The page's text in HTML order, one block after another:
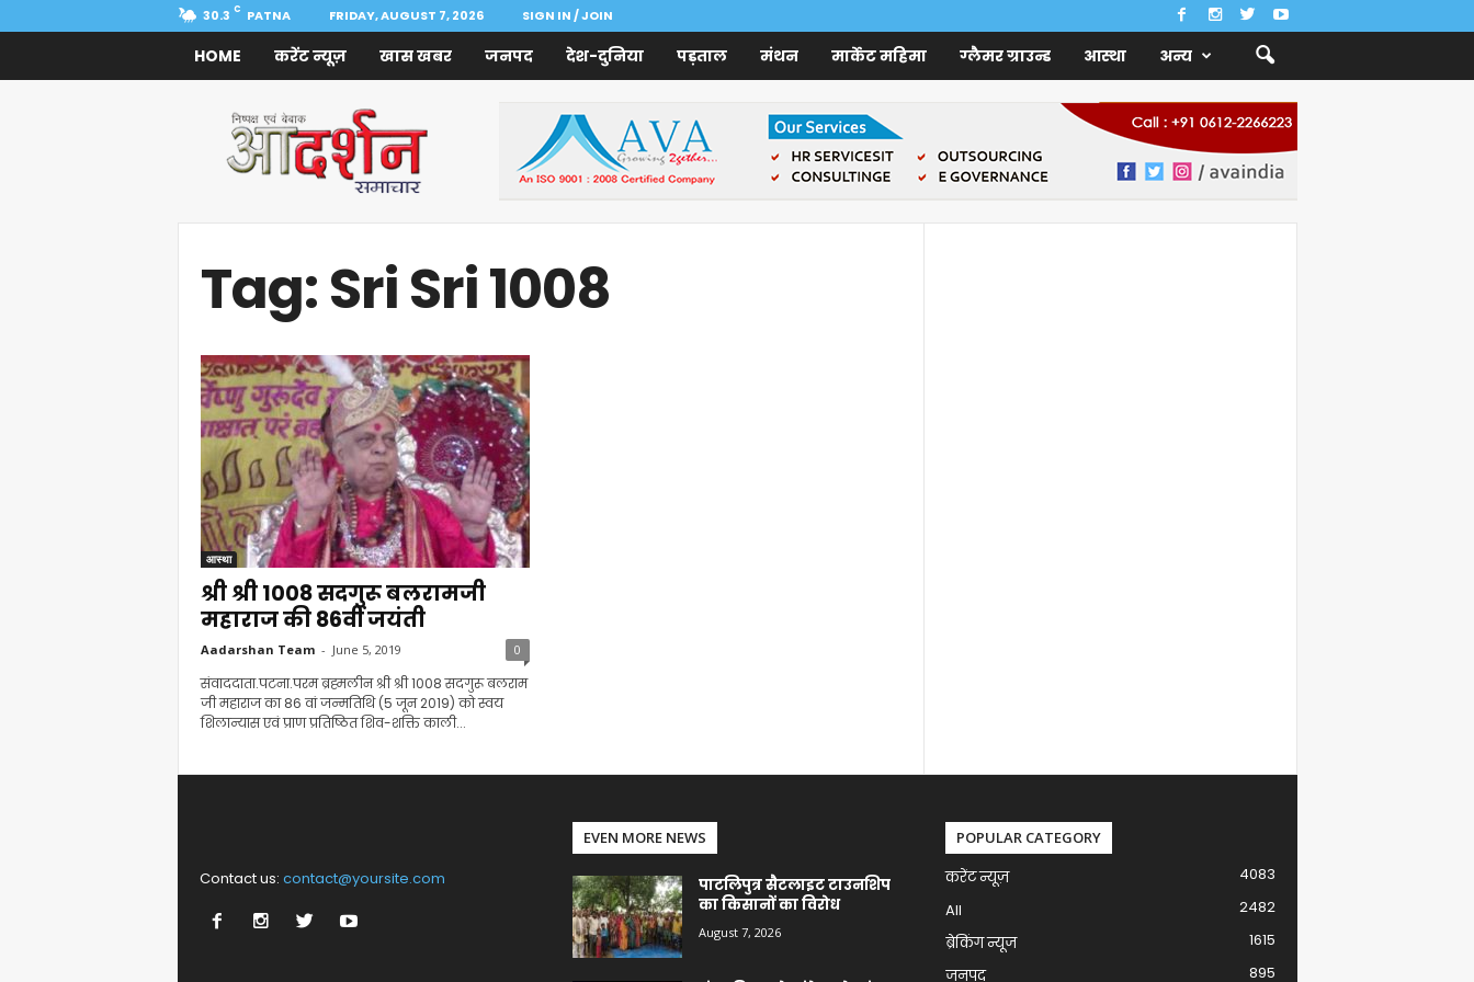
30.3 C PATNA FRIDAY, AUGUST 7, 2026 SIGN IN / JOIN
HOME करेंट न्यूज़ खास खबर जनपद देश-दुनिया पड़ताल मंथन मार्केट महिमा ग्लैमर ग्राउन्ड आस्था अन्य
Samachar
Tag: Sri Sri 1008
आस्था
श्री श्री 1008 सदगुरू बलरामजी
महाराज की 86वीं जयंती
Aadarshan Team - June 5, 2019 0
संवाददाता.पटना.परम ब्रह्मलीन श्री श्री 1008 सदगुरू बलराम
जी महाराज का 86 वां जन्मतिथि (5 जून 2019) को स्वय
शिलान्यास एवं प्राण प्रतिष्ठित शिव-शक्ति काली...
Contact us: contact@yoursite.com
EVEN MORE NEWS
पाटलिपुत्र सैटलाइट टाउनशिप
का किसानों का विरोध
August 7, 2026
POPULAR CATEGORY
करेंट न्यूज़
4083
All
2482
ब्रेकिंग न्यूज
1615
जनपद
895